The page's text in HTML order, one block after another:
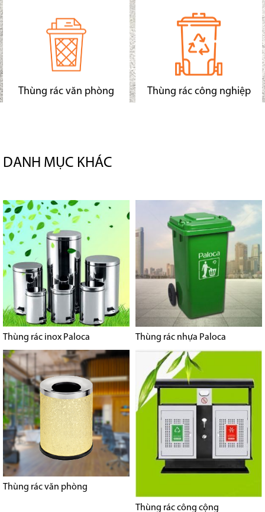
Thùng rác văn phòng Thùng rác công nghiệp
DANH MỤC KHÁC
Thùng rác inox Paloca Thùng rác nhựa Paloca
Thùng rác văn phòng
Thùng rác công cộng